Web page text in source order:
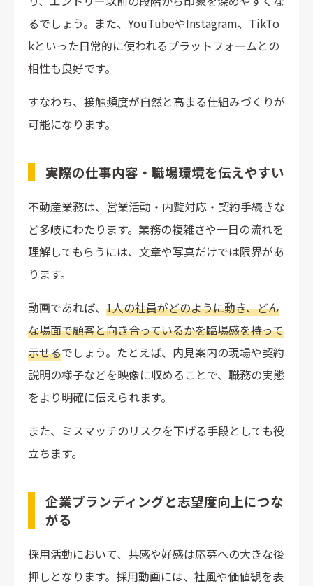
るでしょう。また、YouTubeやInstagram、TikTo
kといった日常的に使われるプラットフォームとの
相性も良好です。
すなわち、接触頻度が自然と高まる仕組みづくりが
可能になります。
実際の仕事内容・職場環境を伝えやすい
不動産業務は、営業活動・内覧対応・契約手続きな
ど多岐にわたります。業務の複雑さや一日の流れを
理解してもらうには、文章や写真だけでは限界があ
ります。
動画であれば、 1人の社員がどのように動き、どん
な場面で顧客と向き合っているかを臨場感を持って
示せるでしょう。たとえば、内見案内の現場や契約
説明の様子などを映像に収めることで、職務の実態
をより明確に伝えられます。
また、ミスマッチのリスクを下げる手段としても役
立ちます。
企業ブランディングと志望度向上につな
がる
採用活動において、共感や好感は応募への大きな後
押しとなります。採用動画には、社風や価値観を表